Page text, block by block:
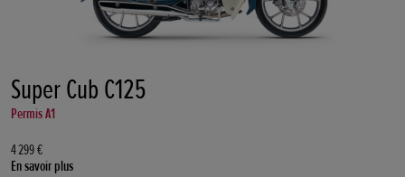
Super Cub C125
Permis A1
4 299 €
En savoir plus